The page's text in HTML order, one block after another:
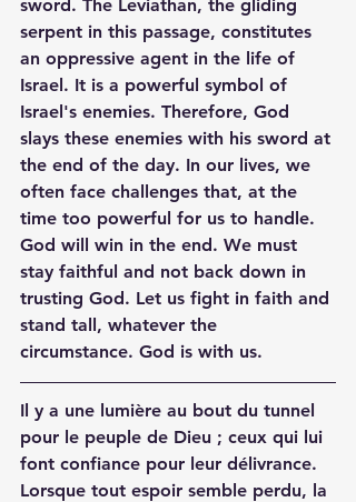
sword. The Leviathan, the gliding
serpent in this passage, constitutes
an oppressive agent in the life of
Israel. It is a powerful symbol of
Israel's enemies. Therefore, God
slays these enemies with his sword at
the end of the day. In our lives, we
often face challenges that, at the
time too powerful for us to handle.
God will win in the end. We must
stay faithful and not back down in
trusting God. Let us fight in faith and
stand tall, whatever the
circumstance. God is with us.
Il y a une lumière au bout du tunnel
pour le peuple de Dieu ; ceux qui lui
font confiance pour leur délivrance.
Lorsque tout espoir semble perdu, la